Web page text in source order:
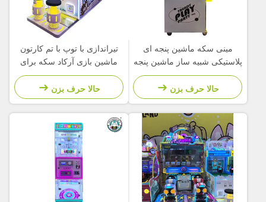
مینی سکه ماشین پنجه ای
پلاستیکی شبیه ساز ماشین پنجه
ای بازی کودکان
حالا حرف بزن
تیراندازی با توپ با تم کارتون
ماشین بازی آرکاد سکه برای
پارک تفریحی کودکان
حالا حرف بزن